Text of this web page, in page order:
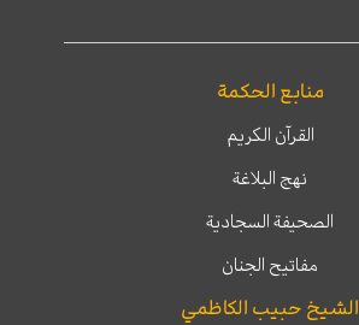
منابع الحكمة
القرآن الكريم
نهج البلاغة
الصحيفة السجادية
مفاتيح الجنان
الشيخ حبيب الكاظمي